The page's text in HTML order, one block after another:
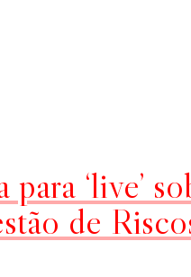
‘live’
de